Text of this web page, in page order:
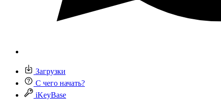
Загрузки
С чего начать?
iKeyBase